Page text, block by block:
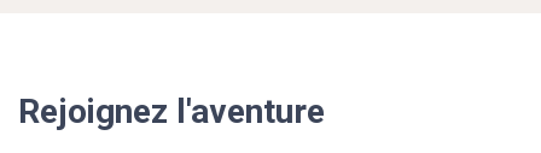
Rejoignez l'aventure